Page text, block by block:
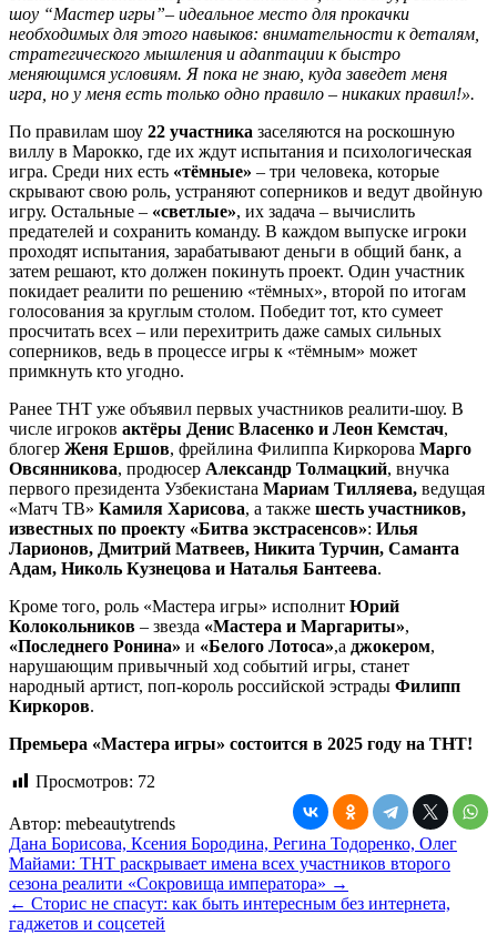
шоу “Мастер игры”– идеальное место для прокачки
необходимых для этого навыков: внимательности к деталям,
стратегического мышления и адаптации к быстро
меняющимся условиям. Я пока не знаю, куда заведет меня
игра, но у меня есть только одно правило – никаких правил!».
По правилам шоу 22 участника заселяются на роскошную
виллу в Марокко, где их ждут испытания и психологическая
игра. Среди них есть «тёмные» – три человека, которые
скрывают свою роль, устраняют соперников и ведут двойную
игру. Остальные – «светлые», их задача – вычислить
предателей и сохранить команду. В каждом выпуске игроки
проходят испытания, зарабатывают деньги в общий банк, а
затем решают, кто должен покинуть проект. Один участник
покидает реалити по решению «тёмных», второй по итогам
голосования за круглым столом. Победит тот, кто сумеет
просчитать всех – или перехитрить даже самых сильных
соперников, ведь в процессе игры к «тёмным» может
примкнуть кто угодно.
Ранее ТНТ уже объявил первых участников реалити-шоу. В
числе игроков актёры Денис Власенко и Леон Кемстач,
блогер Женя Ершов, фрейлина Филиппа Киркорова Марго
Овсянникова, продюсер Александр Толмацкий, внучка
первого президента Узбекистана Мариам Тилляева, ведущая
«Матч ТВ» Камиля Харисова, а также шесть участников,
известных по проекту «Битва экстрасенсов»: Илья
Ларионов, Дмитрий Матвеев, Никита Турчин, Саманта
Адам, Николь Кузнецова и Наталья Бантеева.
Кроме того, роль «Мастера игры» исполнит Юрий
Колокольников – звезда «Мастера и Маргариты»,
«Последнего Ронина» и «Белого Лотоса»,а джокером,
нарушающим привычный ход событий игры, станет
народный артист, поп-король российской эстрады Филипп
Киркоров.
Премьера «Мастера игры» состоится в 2025 году на ТНТ!
Просмотров: 72
Автор: mebeautytrends
Навигация
по
записям
Дана Борисова, Ксения Бородина, Регина Тодоренко, Олег
Майами: ТНТ раскрывает имена всех участников второго
сезона реалити «Сокровища императора» →
← Сторис не спасут: как быть интересным без интернета,
гаджетов и соцсетей